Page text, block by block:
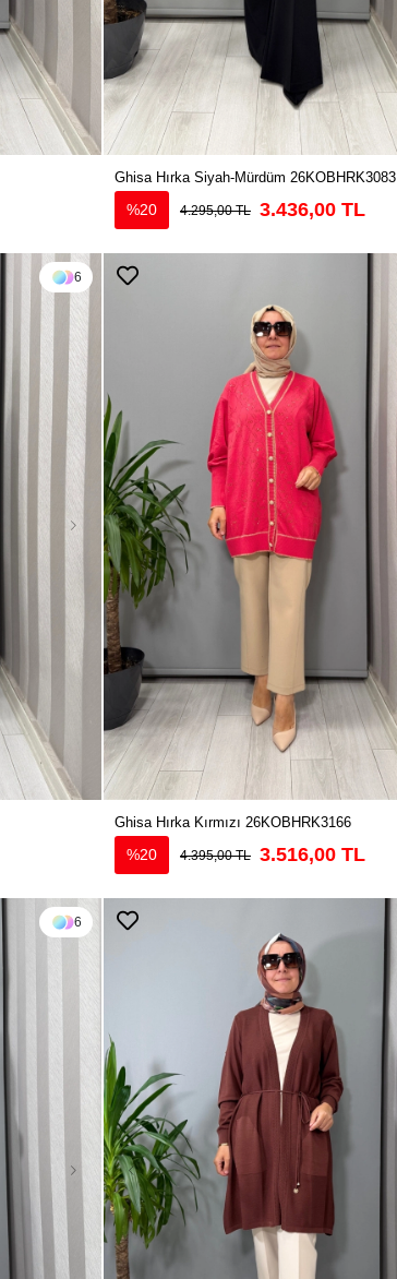
Ghisa Hırka Siyah-Mürdüm 26KOBHRK3083
%20 4.295,00 TL 3.436,00 TL
6
Ghisa Hırka Kırmızı 26KOBHRK3166
%20 4.395,00 TL 3.516,00 TL
6